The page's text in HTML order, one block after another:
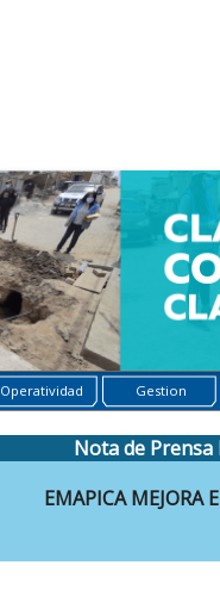
Operatividad Gestion
Nota de Prensa
EMAPICA MEJORA